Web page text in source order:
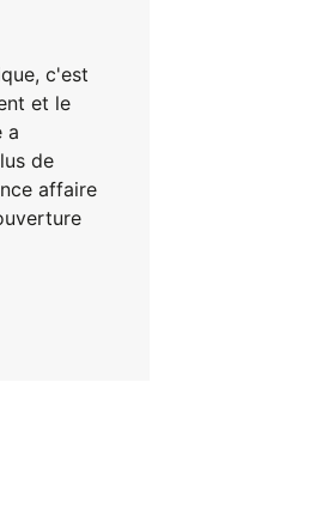
c'est
et le
a
de
affaire